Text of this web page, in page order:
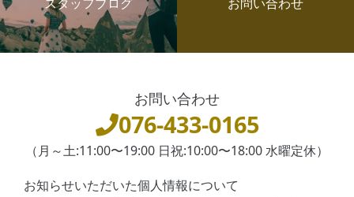
お問い合わせ
076-433-0165
（月～土:11:00〜19:00 日祝:10:00〜18:00 水曜定休）
お知らせいただいた個人情報について